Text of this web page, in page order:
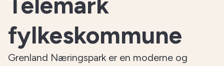
fylkeskommune
Grenland Næringspark er en moderne og